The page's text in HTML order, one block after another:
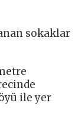
sokaklar
ile yer